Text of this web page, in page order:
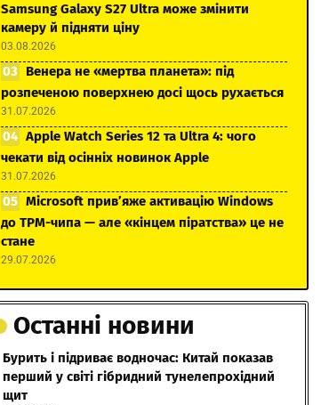
Samsung Galaxy S27 Ultra може змінити
камеру й підняти ціну
03.08.2026
Венера не «мертва планета»: під
розпеченою поверхнею досі щось рухається
31.07.2026
Apple Watch Series 12 та Ultra 4: чого
чекати від осінніх новинок Apple
31.07.2026
Microsoft прив’яже активацію Windows
до TPM-чипа — але «кінцем піратства» це не
стане
29.07.2026
Останні новини
Бурить і підриває водночас: Китай показав
перший у світі гібридний тунелепрохідний
щит